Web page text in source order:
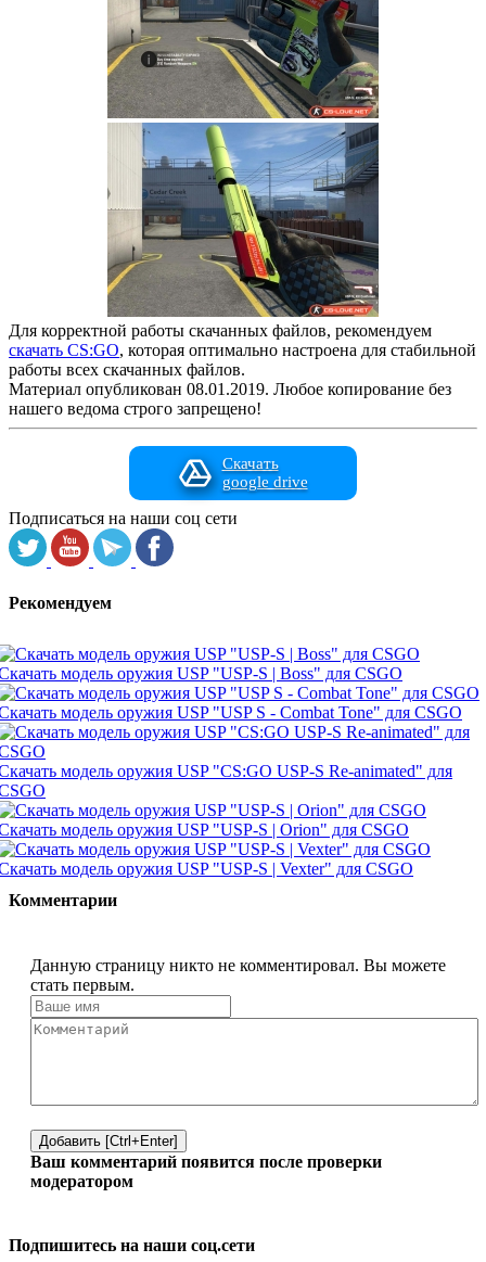
Для корректной работы скачанных файлов, рекомендуем
скачать CS:GO, которая оптимально настроена для стабильной
работы всех скачанных файлов.
Материал опубликован 08.01.2019. Любое копирование без
нашего ведома строго запрещено!
Скачать
google drive
Подписаться на наши соц сети
Рекомендуем
модель оружия USP "USP-S | Boss" для CSGO
модель оружия USP "USP S - Combat Tone" для CSGO
модель оружия USP "CS:GO USP-S Re-animated" для
модель оружия USP "USP-S | Orion" для CSGO
модель оружия USP "USP-S | Vexter" для CSGO
Комментарии
Данную страницу никто не комментировал. Вы можете
стать первым.
Добавить [Ctrl+Enter]
Ваш комментарий появится после проверки
модератором
Подпишитесь на наши соц.сети